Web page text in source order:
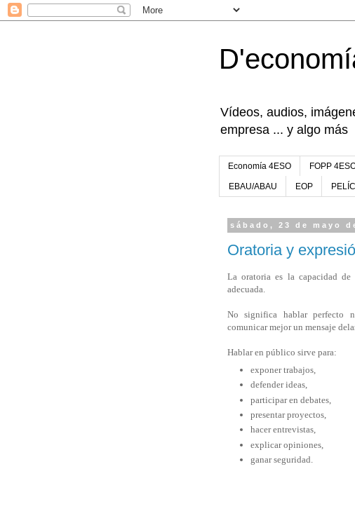
Vídeos, audios,
empresa ... y algo más
Economía 4ESO FOPP
EBAU/ABAU EOP
sábado, 23 de mayo
Oratoria y
La oratoria es la capacidad
adecuada.
No significa hablar perfecto
comunicar mejor un mensaje
Hablar en público sirve para:
exponer trabajos,
defender ideas,
participar en debates,
presentar proyectos,
hacer entrevistas,
explicar opiniones,
ganar seguridad.